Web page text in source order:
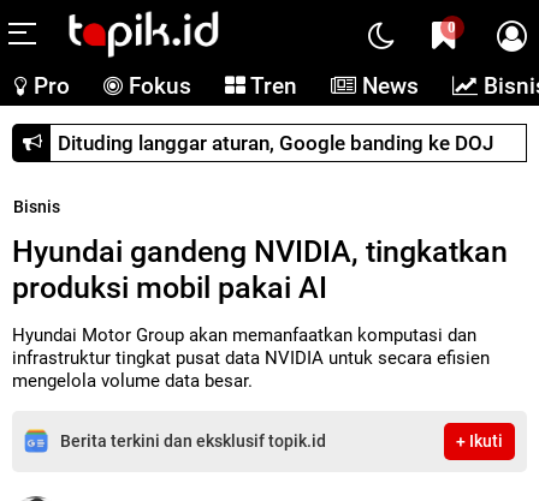
0
Pro Fokus Tren News
Dituding langgar aturan, Google banding ke DOJ
Bisnis
Hyundai gandeng NVIDIA, tingkatkan
produksi mobil pakai AI
Hyundai Motor Group akan memanfaatkan komputasi dan
infrastruktur tingkat pusat data NVIDIA untuk secara efisien
mengelola volume data besar.
Berita terkini dan eksklusif topik.id + Ikuti